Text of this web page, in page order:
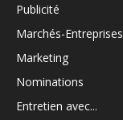
Publicité
Marchés-Entreprises
Marketing
Nominations
Entretien avec...